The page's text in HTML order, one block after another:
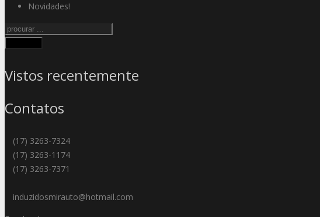
Novidades!
Vistos recentemente
Contatos
(17) 3263-7324
(17) 3263-1174
(17) 3263-7371
induzidosmirauto@hotmail.com